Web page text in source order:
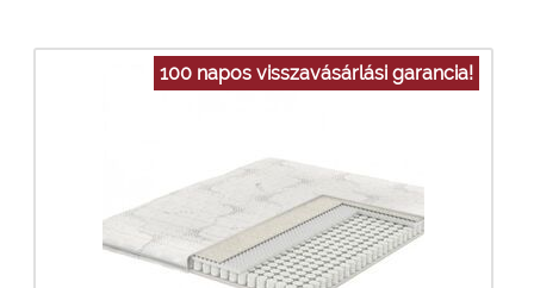
100 napos visszavásárlási garancia!